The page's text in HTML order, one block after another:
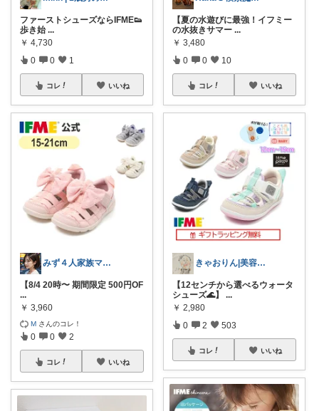
ファーストシューズならIFME👟
歩き始 ...
￥ 4,730
0 0 1
コレ いいね
みず４人家族ママ★３０代子育て奮闘中🙆
【8/4 20時〜 期間限定 500円OF
...
￥ 3,960
M さんのコレ！
0 0 2
コレ いいね
【夏の水遊びに最強！イフミー
の水抜きサマー ...
￥ 3,480
0 0 10
コレ いいね
きゃおりん|美容好き3児ママ
【12センチから選べるウォータ
シューズ🌊】
...
￥ 2,980
0 2 503
コレ いいね